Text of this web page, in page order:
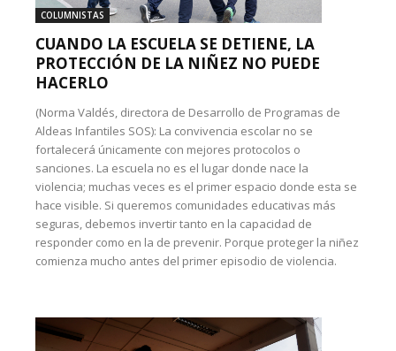
COLUMNISTAS
CUANDO LA ESCUELA SE DETIENE, LA
PROTECCIÓN DE LA NIÑEZ NO PUEDE
HACERLO
(Norma Valdés, directora de Desarrollo de Programas de
Aldeas Infantiles SOS): La convivencia escolar no se
fortalecerá únicamente con mejores protocolos o
sanciones. La escuela no es el lugar donde nace la
violencia; muchas veces es el primer espacio donde esta se
hace visible. Si queremos comunidades educativas más
seguras, debemos invertir tanto en la capacidad de
responder como en la de prevenir. Porque proteger la niñez
comienza mucho antes del primer episodio de violencia.